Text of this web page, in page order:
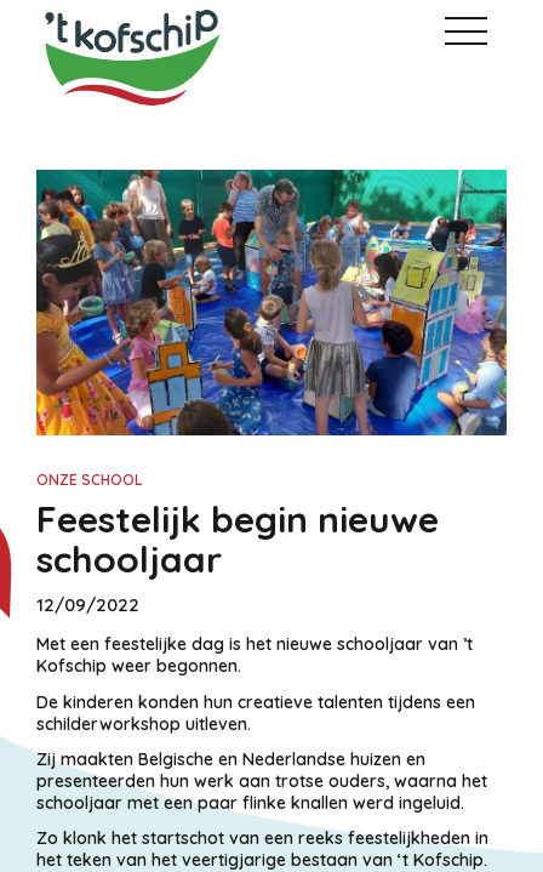
ONZE SCHOOL
Feestelijk begin nieuwe
schooljaar
12/09/2022
Met een feestelijke dag is het nieuwe schooljaar van ’t
Kofschip weer begonnen.
De kinderen konden hun creatieve talenten tijdens een
schilderworkshop uitleven.
Zij maakten Belgische en Nederlandse huizen en
presenteerden hun werk aan trotse ouders, waarna het
schooljaar met een paar flinke knallen werd ingeluid.
Zo klonk het startschot van een reeks feestelijkheden in
het teken van het veertigjarige bestaan van ‘t Kofschip.